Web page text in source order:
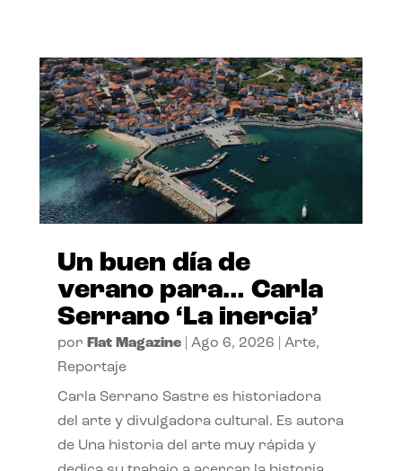
Un buen día de
verano para… Carla
Serrano ‘La inercia’
por Flat Magazine| Ago 6, 2026 Arte,
Reportaje
Carla Serrano Sastre es historiadora
del arte y divulgadora cultural. Es autora
de Una historia del arte muy rápida y